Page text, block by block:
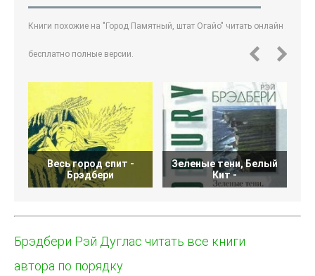
Книги похожие на "Город Памятный, штат Огайо" читать онлайн
бесплатно полные версии.
Весь город спит -
Брэдбери
Зеленые тени, Белый
Кит -
Брэдбери Рэй Дуглас читать все книги
автора по порядку